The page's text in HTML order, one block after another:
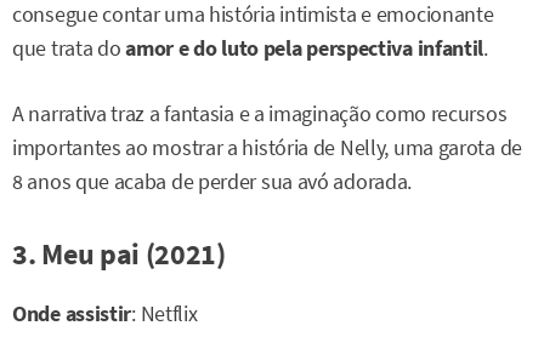
consegue contar uma história intimista e emocionante
que trata doamor e do luto pela perspectiva infantil.
A narrativa traz a fantasia e a imaginação como recursos
importantes ao mostrar a história de Nelly, uma garota de
8 anos que acaba de perder sua avó adorada.
3. Meu pai (2021)
Onde assistir: Netflix